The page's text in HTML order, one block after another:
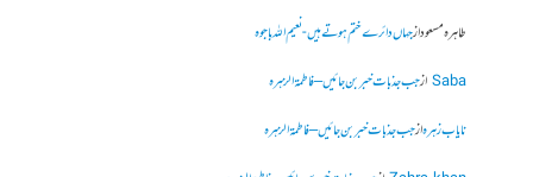
طاہرہ مسعودازجہاں دائرے ختم ہوتے ہیں- نعیم اللہ باجوہ
Sabaازجب جذبات خبر بن جائیں – فاطمۃالزہرہ
نایاب زہرہازجب جذبات خبر بن جائیں – فاطمۃالزہرہ